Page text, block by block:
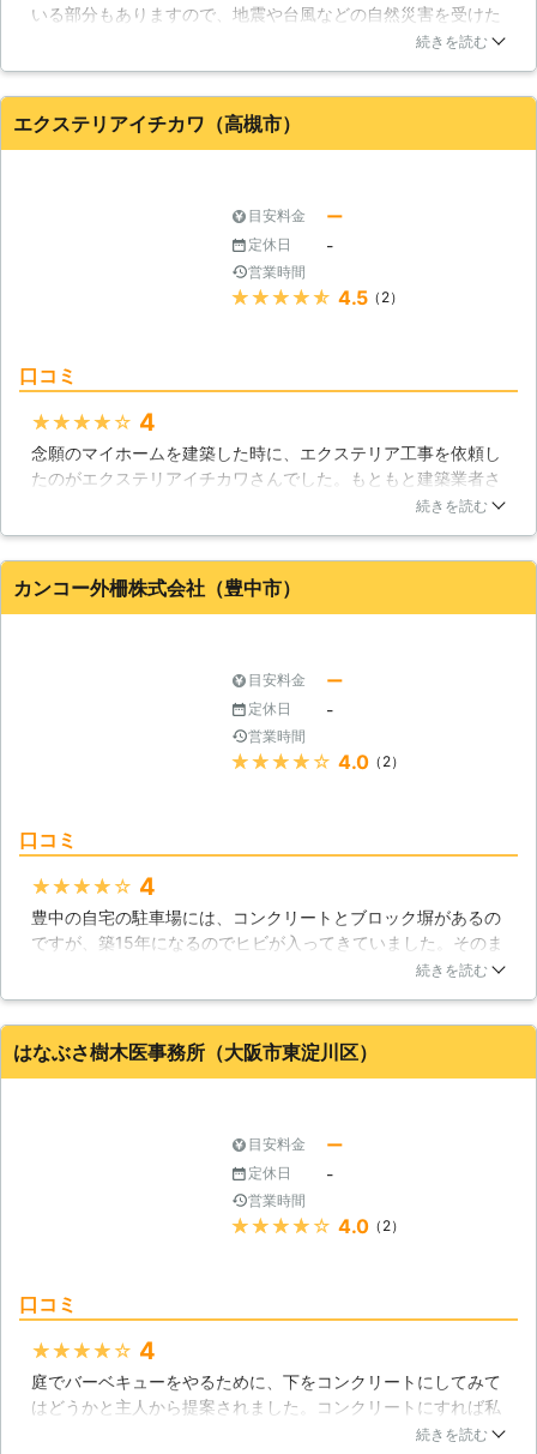
いる部分もありますので、地震や台風などの自然災害を受けた
時には、ブロック塀が崩れてしまうのではないかと不安に感じ
来て、ブロック塀の見積もりを出してくれました。予算内で修
理できるし、前よりも頑丈なブロック塀にできると分かりまし
2016年10月23日
続きを読む
エクステリアイチカワ（高槻市）
目安料金 ー
定休日 -
営業時間
★★★★★ 4.5（2）
口コミ
★★★★★ 4
念願のマイホームを建築した時に、エクステリア工事を依頼し
たのがエクステリアイチカワさんでした。もともと建築業者さ
んに紹介して頂いた業者さんなのですが、依頼して本当に良か
伝わってきました。出来上がりも完璧で本当に満足できまし
続きを読む
カンコー外柵株式会社（豊中市）
目安料金 ー
定休日 -
営業時間
★★★★★ 4.0（2）
口コミ
★★★★★ 4
豊中の自宅の駐車場には、コンクリートとブロック塀があるの
ですが、築15年になるのでヒビが入ってきていました。そのま
までも使えるのですが、見た目が悪いので、修復してもらおう
と、こちらのニーズをしっかり聞いてくださり、すぐ駆けつけ
てくださりました。作業も思ったよりも早く終わり、近隣に迷
2016年12月29日
続きを読む
はなぶさ樹木医事務所（大阪市東淀川区）
目安料金 ー
定休日 -
営業時間
★★★★★ 4.0（2）
口コミ
★★★★★ 4
庭でバーベキューをやるために、下をコンクリートにしてみて
はどうかと主人から提案されました。コンクリートにすれば私
も草刈りの手間が省けるかもしれないと思ったので工事をする
続きを読む